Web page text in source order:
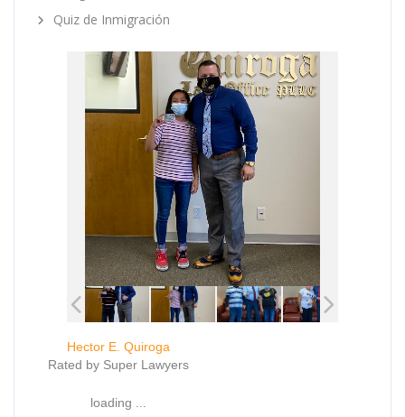
Quiz de Inmigración
Hector E. Quiroga
Rated by Super Lawyers
loading ...